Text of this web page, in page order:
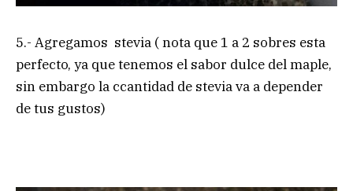
5.- Agregamos stevia ( nota que 1 a 2 sobres esta
perfecto, ya que tenemos el sabor dulce del maple,
sin embargo la ccantidad de stevia va a depender
de tus gustos)